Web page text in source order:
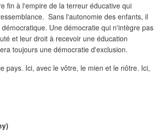
fin à l'empire de la terreur éducative qui
Sans l'autonomie des enfants, il
Une démocratie qui n'intègre pas
et leur droit à recevoir une éducation
toujours une démocratie d'exclusion.
pays. Ici, avec le vôtre, le mien et le nôtre. Ici,